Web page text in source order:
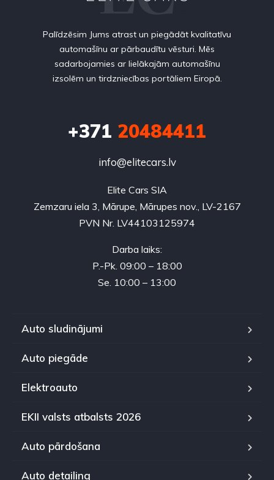
Palīdzēsim Jums atrast un piegādāt kvalitatīvu
automašīnu ar pārbaudītu vēsturi. Mēs
sadarbojamies ar lielākajām automašīnu
izsolēm un tirdzniecības portāliem Eiropā.
+371 20484411
info@elitecars.lv
Elite Cars SIA
Zemzaru iela 3, Mārupe, Mārupes nov., LV-2167
PVN Nr. LV44103125974
Darba laiks:
P.-Pk. 09:00 – 18:00
Se. 10:00 – 13:00
Auto sludinājumi
Auto piegāde
Elektroauto
EKII valsts atbalsts 2026
Auto pārdošana
Auto detailing